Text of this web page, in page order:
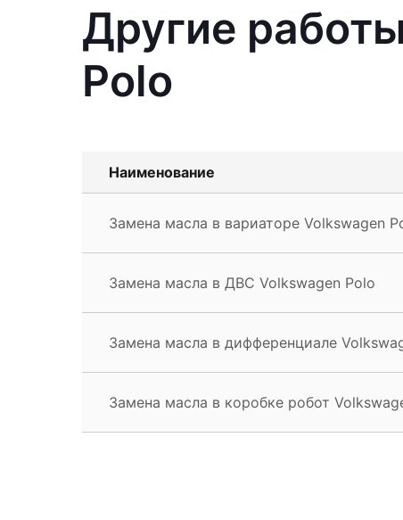
Другие
Polo
Наименование
Замена масла в вариаторе Volkswagen
Замена масла в ДВС Volkswagen Polo
Замена масла в дифференциале
Замена масла в коробке робот